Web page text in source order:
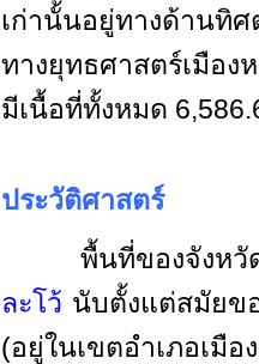
เก่านั้นอยู่ทางด้านทิ
ทางยุทธศาสตร์เมือง
มีเนื้อที่ทั้งหมด
ประวัติศาสตร์
พื้นที่ของจังหวั
ละโว้ นับตั้งแต่สมัยข
(อยู่ในเขตอำเภอเมื